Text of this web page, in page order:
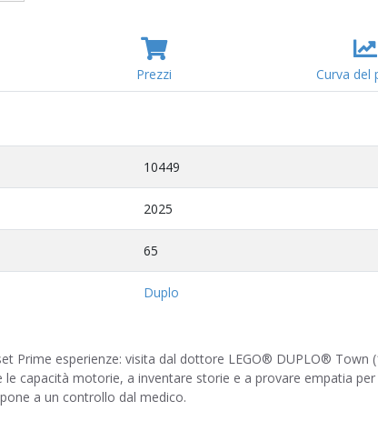
Prezzi Curva del
10449
2025
65
Duplo
Prime esperienze: visita dal dottore LEGO® DUPLO® Town
capacità motorie, a inventare storie e a provare empatia
a un controllo dal medico.